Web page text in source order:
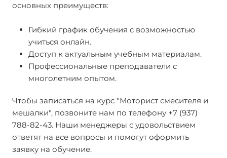
основных преимуществ:
Гибкий график обучения с возможностью
учиться онлайн.
Доступ к актуальным учебным материалам.
Профессиональные преподаватели с
многолетним опытом.
Чтобы записаться на курс "Моторист смесителя и
мешалки", позвоните нам по телефону +7 (937)
788-82-43. Наши менеджеры с удовольствием
ответят на все вопросы и помогут оформить
заявку на обучение.